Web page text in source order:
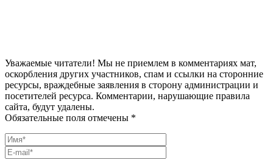
Уважаемые читатели! Мы не приемлем в комментариях мат,
оскорбления других участников, спам и ссылки на сторонние
ресурсы, враждебные заявления в сторону администрации и
посетителей ресурса. Комментарии, нарушающие правила
сайта, будут удалены.
Обязательные поля отмечены *